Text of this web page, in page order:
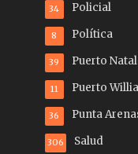
Policial
34
Política
8
Puerto
39
Puerto
11
Punta
36
Salud
306